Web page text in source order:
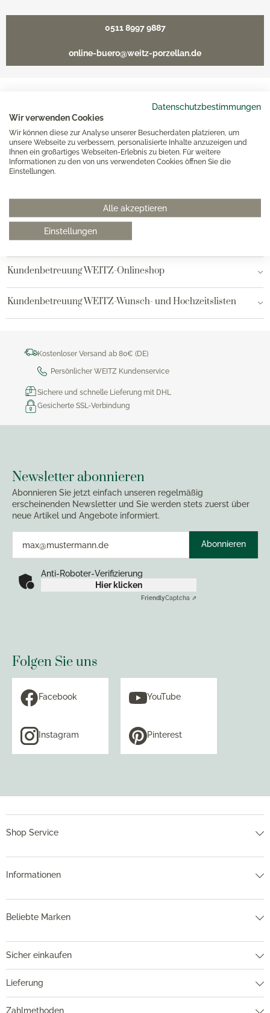
Datenschutzbestimmungen
Wir verwenden Cookies
Wir können diese zur Analyse unserer Besucherdaten platzieren, um
unsere Webseite zu verbessern, personalisierte Inhalte anzuzeigen und
Ihnen ein großartiges Webseiten-Erlebnis zu bieten. Für weitere
Informationen zu den von uns verwendeten Cookies öffnen Sie die
Einstellungen.
Alle akzeptieren
Einstellungen
0511 8997 9887
online-buero@weitz-porzellan.de
Unsere Häuser
Hannover
Hamburg am Neuen Wall
Bielefeld
Kundenbetreuung WEITZ-Onlineshop
Kundenbetreuung WEITZ-Wunsch- und Hochzeitslisten
Kostenloser Versand ab 80€ (DE)
Persönlicher WEITZ Kundenservice
Sichere und schnelle Lieferung mit DHL
Gesicherte SSL-Verbindung
Newsletter abonnieren
Abonnieren Sie jetzt einfach unseren regelmäßig
erscheinenden Newsletter und Sie werden stets zuerst über
neue Artikel und Angebote informiert.
Abonnieren
Anti-Roboter-Verifizierung
Hier klicken
FriendlyCaptcha ⇗
Folgen Sie uns
Facebook YouTube
Instagram Pinterest
Shop Service
Informationen
Beliebte Marken
Sicher einkaufen
Lieferung
Zahlmethoden